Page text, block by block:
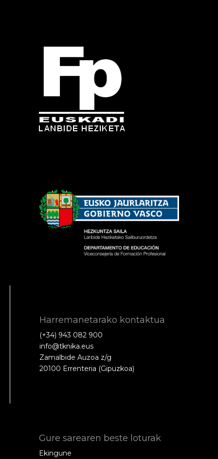
Harremanetarako kontaktua
(+34) 943 082 900
info@tknika.eus
Zamalbide Auzoa z/g
20100 Errenteria (Gipuzkoa)
Gure sarearen beste loturak
Ekingune